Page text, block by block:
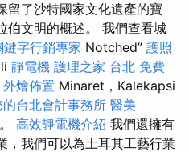
留了沙特國家文化遺產的寶
伯文明的概述。 我們查看城
字行銷專家 Notched” 護照
靜電機 護理之家 台北 免費
外燴佈置 Minaret，Kalekapsi
台北會計事務所 醫美
高效靜電機介紹 我們還擁有
，我們可以為土耳其工藝行業